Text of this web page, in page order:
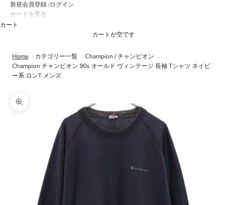
新規会員登録 /ログイン
カートを見る
カート
カートが空です
Home カテゴリー一覧
Champion / チャンピオン
Champion チャンピオン 90s オールド ヴィンテージ 長袖 Tシャツ ネイビ
ー系 ロンT メンズ
ズームイン